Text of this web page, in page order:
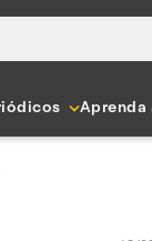
Aprenda